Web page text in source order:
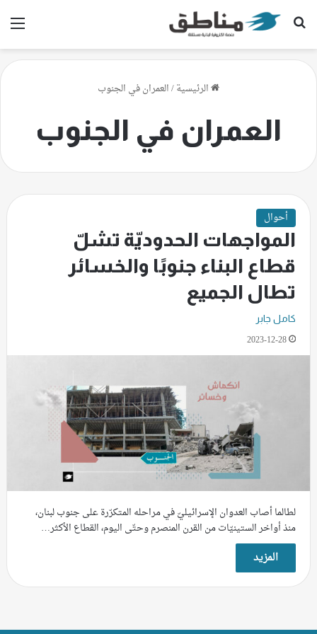
بحث عن
الرئيسية/العمران في الجنوب
العمران في الجنوب
أحوال
المواجهات الحدوديّة تشلّ
قطاع البناء جنوبًا والخسائر
تطال الجميع
كامل جابر
2023-12-28
لطالما أصاب العدوان الإسرائيليّ في مراحله المتكرّرة على جنوب لبنان،
منذ أواخر الستينيّات من القرن المنصرم وحتّى اليوم، القطاع الأكثر…
المزيد